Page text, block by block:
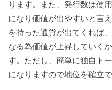
ります。また、発行数は使
になり価値が出やすいと言
を持った通貨が出てくれば
なる為価値が上昇していく
す。ただし、簡単に独自ト
になりますので地位を確立